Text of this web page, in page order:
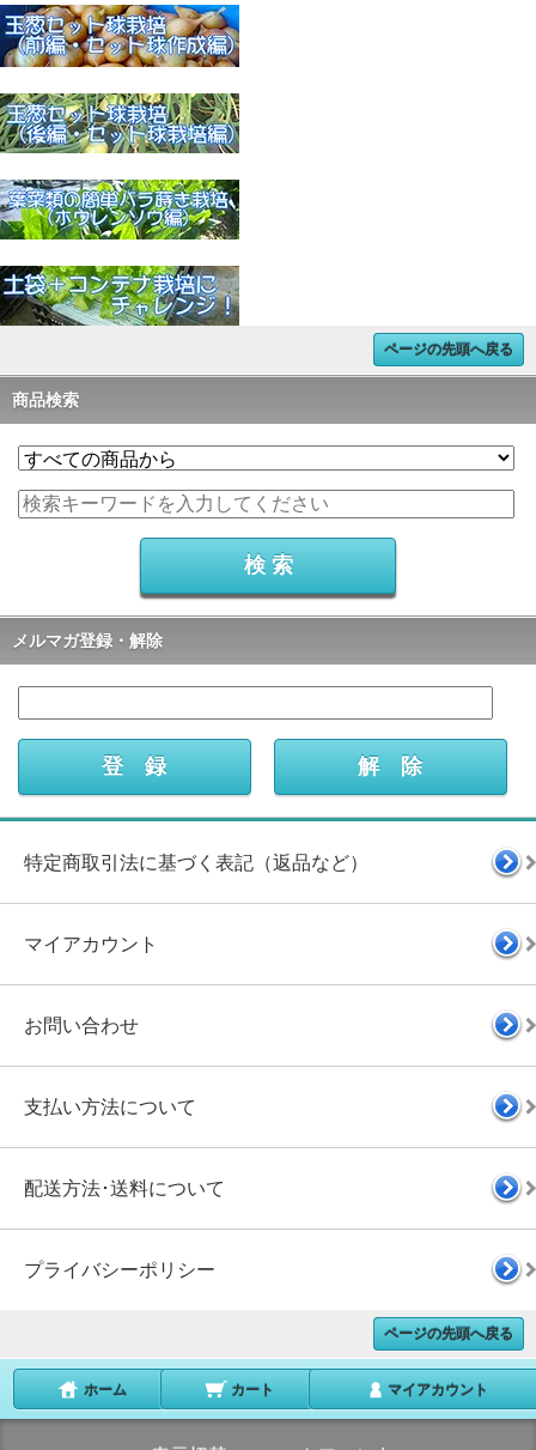
ページの先頭へ戻る
商品検索
メルマガ登録・解除
特定商取引法に基づく表記（返品など）
マイアカウント
お問い合わせ
支払い方法について
配送方法･送料について
プライバシーポリシー
ページの先頭へ戻る
ホーム カート マイアカウント